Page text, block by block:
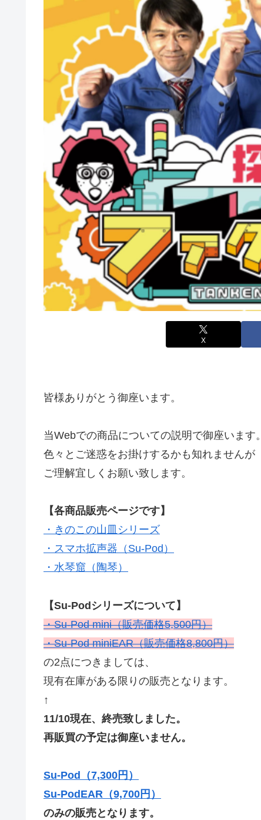
X
皆様ありがとう御座います。
当Webでの商品についての説明で御座います。
色々とご迷惑をお掛けするかも知れませんが
ご理解宜しくお願い致します。
【各商品販売ページです】
・きのこの山皿シリーズ
・スマホ拡声器（Su-Pod）
・水琴窟（陶琴）
【Su-Podシリーズについて】
・Su-Pod mini（販売価格5,500円）
・Su-Pod miniEAR（販売価格8,800円）
の2点につきましては、
現有在庫がある限りの販売となります。
↑
11/10現在、終売致しました。
再販買の予定は御座いません。
Su-Pod（7,300円）
Su-PodEAR（9,700円）
のみの販売となります。